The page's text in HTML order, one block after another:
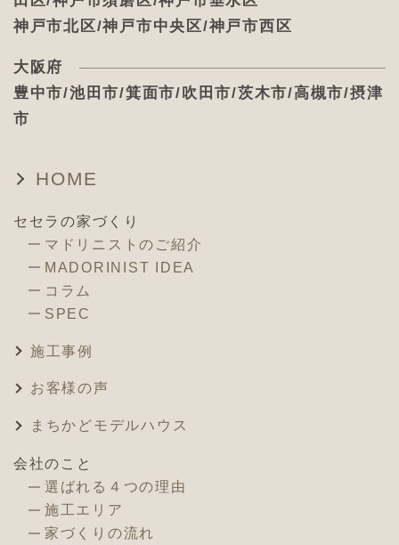
神戸市北区/神戸市中央区/神戸市西区
大阪府
豊中市/池田市/箕面市/吹田市/茨木市/高槻市/摂津
市
HOME
セセラの家づくり
マドリニストのご紹介
MADORINIST IDEA
コラム
SPEC
施工事例
お客様の声
まちかどモデルハウス
会社のこと
選ばれる４つの理由
施工エリア
家づくりの流れ